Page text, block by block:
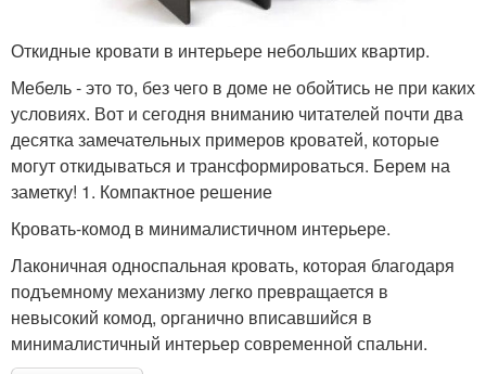
Откидные кровати в интерьере небольших квартир.
Мебель - это то, без чего в доме не обойтись не при каких
условиях. Вот и сегодня вниманию читателей почти два
десятка замечательных примеров кроватей, которые
могут откидываться и трансформироваться. Берем на
заметку! 1. Компактное решение
Кровать-комод в минималистичном интерьере.
Лаконичная односпальная кровать, которая благодаря
подъемному механизму легко превращается в
невысокий комод, органично вписавшийся в
минималистичный интерьер современной спальни.